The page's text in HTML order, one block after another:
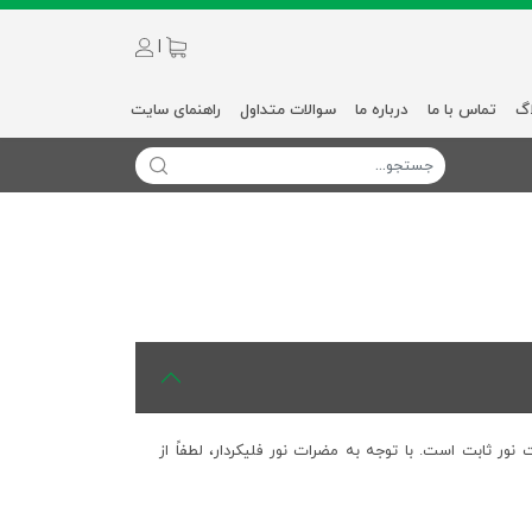
|
تماس با ما درباره ما سوالات متداول راهنمای سایت
ثابت است. با توجه به مضرات نور فلیکردار، لطفاً از